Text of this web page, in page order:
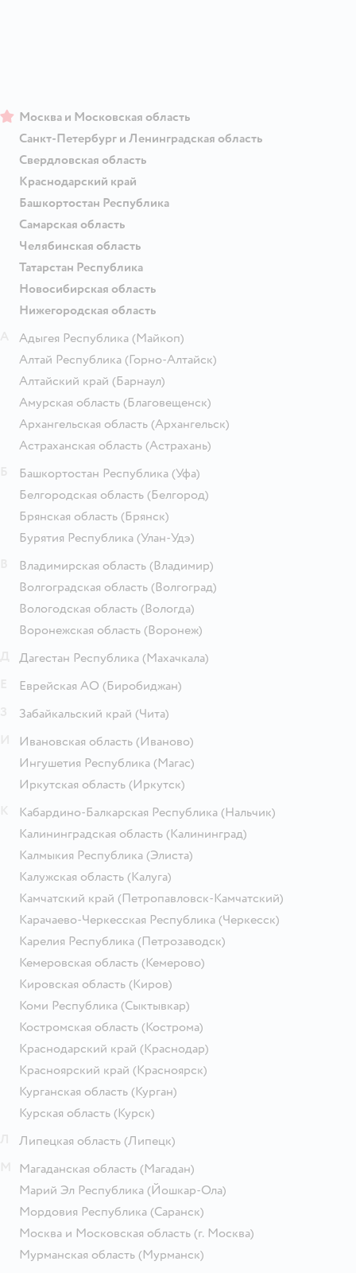
Москва и Московская область
Санкт-Петербург и Ленинградская область
Свердловская область
Краснодарский край
Башкортостан Республика
Самарская область
Челябинская область
Татарстан Республика
Новосибирская область
Нижегородская область
Адыгея Республика (Майкоп)
Алтай Республика (Горно-Алтайск)
Алтайский край (Барнаул)
Амурская область (Благовещенск)
Архангельская область (Архангельск)
Астраханская область (Астрахань)
Башкортостан Республика (Уфа)
Белгородская область (Белгород)
Брянская область (Брянск)
Бурятия Республика (Улан-Удэ)
Владимирская область (Владимир)
Волгоградская область (Волгоград)
Вологодская область (Вологда)
Воронежская область (Воронеж)
Дагестан Республика (Махачкала)
Еврейская АО (Биробиджан)
Забайкальский край (Чита)
Ивановская область (Иваново)
Ингушетия Республика (Магас)
Иркутская область (Иркутск)
Кабардино-Балкарская Республика (Нальчик)
Калининградская область (Калининград)
Калмыкия Республика (Элиста)
Калужская область (Калуга)
Камчатский край (Петропавловск-Камчатский)
Карачаево-Черкесская Республика (Черкесск)
Карелия Республика (Петрозаводск)
Кемеровская область (Кемерово)
Кировская область (Киров)
Коми Республика (Сыктывкар)
Костромская область (Кострома)
Краснодарский край (Краснодар)
Красноярский край (Красноярск)
Курганская область (Курган)
Курская область (Курск)
Липецкая область (Липецк)
Магаданская область (Магадан)
Марий Эл Республика (Йошкар-Ола)
Мордовия Республика (Саранск)
Москва и Московская область (г. Москва)
Мурманская область (Мурманск)